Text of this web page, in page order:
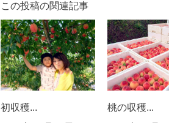
この投稿の関連記事
初収穫...
桃の収穫...